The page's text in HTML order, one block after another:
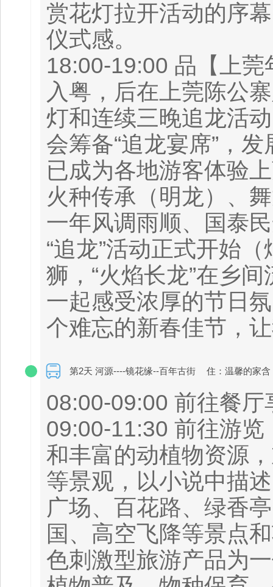
赏花灯拉开活动的序
仪式感。
18:00-19:00 品【上
入粤，后在上莞陈公
灯和连续三晚追龙活
会筹备“追龙宴席”，
已成为各地游客体验
火种传承（明龙）、
一年风调雨顺、国泰
“追龙”活动正式开始
狮，“火焰长龙”在乡
一起感受浓厚的节日
个难忘的新春佳节，
第2天 河源----镜花缘--百年古街 住：温馨的家含
08:00-09:00 前往餐厅
09:00-11:30 前往游
和丰富的动植物资源
等景观，以小说中描
广场、百花路、绿香
国、高空飞降等景点
色刺激型旅游产品为